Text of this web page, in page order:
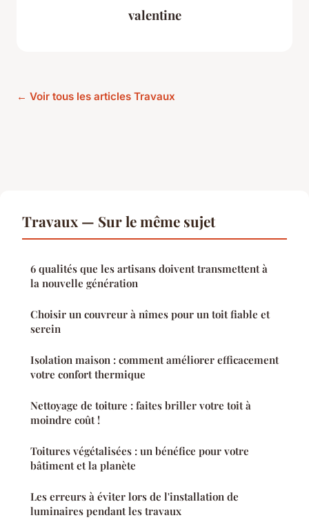
valentine
← Voir tous les articles Travaux
Travaux — Sur le même sujet
6 qualités que les artisans doivent transmettent à
la nouvelle génération
Choisir un couvreur à nîmes pour un toit fiable et
serein
Isolation maison : comment améliorer efficacement
votre confort thermique
Nettoyage de toiture : faites briller votre toit à
moindre coût !
Toitures végétalisées : un bénéfice pour votre
bâtiment et la planète
Les erreurs à éviter lors de l'installation de
luminaires pendant les travaux